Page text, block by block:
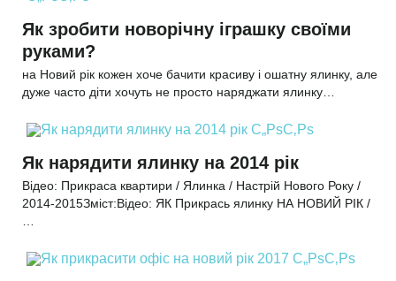
Як зробити новорічну іграшку своїми
руками?
на Новий рік кожен хоче бачити красиву і ошатну ялинку, але
дуже часто діти хочуть не просто наряджати ялинку…
Як нарядити ялинку на 2014 рік
Відео: Прикраса квартири / Ялинка / Настрій Нового Року /
2014-2015Зміст:Відео: ЯК Прикрась ялинку НА НОВИЙ РІК /